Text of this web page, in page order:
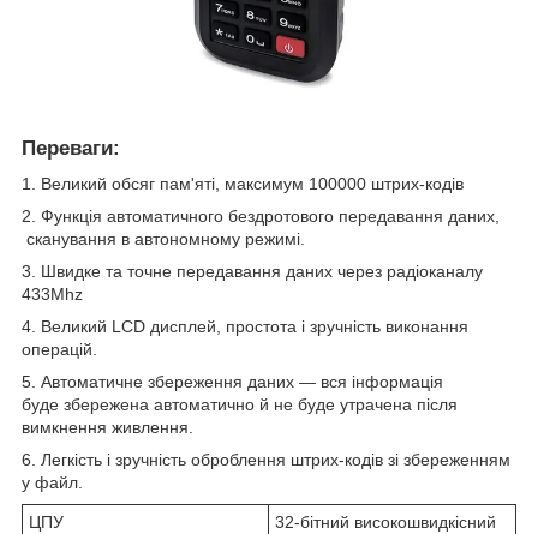
Переваги:
1. Великий обсяг пам'яті, максимум 100000 штрих-кодів
2. Функція автоматичного бездротового передавання даних,
сканування в автономному режимі.
3. Швидке та точне передавання даних через радіоканалу
433Mhz
4. Великий LCD дисплей, простота і зручність виконання
операцій.
5. Автоматичне збереження даних — вся інформація
буде збережена автоматично й не буде утрачена після
вимкнення живлення.
6. Легкість і зручність оброблення штрих-кодів зі збереженням
у файл.
ЦПУ
32-бітний високошвидкісний